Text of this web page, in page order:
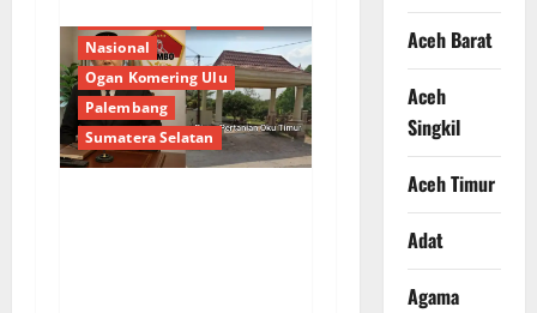
Nasional
Ogan Komering Ulu
Palembang
Sumatera Selatan
Aceh Barat
Aceh
Singkil
Aceh Timur
Adat
Agama